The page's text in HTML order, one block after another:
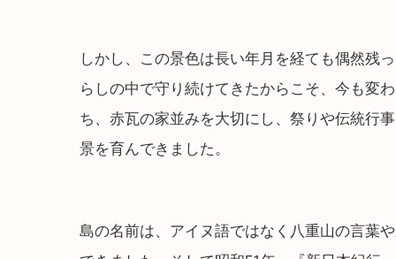
しかし、この景色は長い年月を経ても偶然残
らしの中で守り続けてきたからこそ、今も変
ち、赤瓦の家並みを大切にし、祭りや伝統行
景を育んできました。
島の名前は、アイヌ語ではなく八重山の言葉